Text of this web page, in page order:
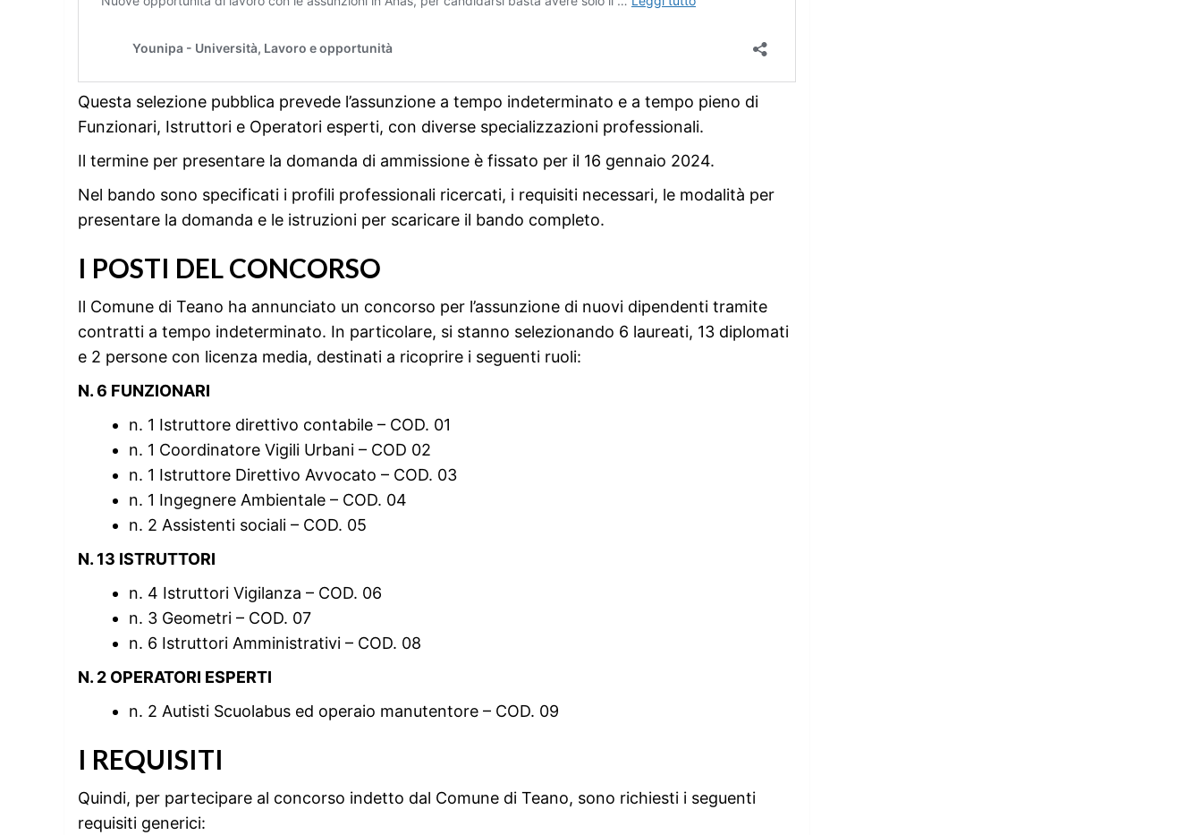
Questa selezione pubblica prevede l’assunzione a tempo indeterminato e a tempo pieno di
Funzionari, Istruttori e Operatori esperti, con diverse specializzazioni professionali.
Il termine per presentare la domanda di ammissione è fissato per il 16 gennaio 2024.
Nel bando sono specificati i profili professionali ricercati, i requisiti necessari, le modalità per
presentare la domanda e le istruzioni per scaricare il bando completo.
I POSTI DEL CONCORSO
Il Comune di Teano ha annunciato un concorso per l’assunzione di nuovi dipendenti tramite
contratti a tempo indeterminato. In particolare, si stanno selezionando 6 laureati, 13 diplomati
e 2 persone con licenza media, destinati a ricoprire i seguenti ruoli:
N. 6 FUNZIONARI
n. 1 Istruttore direttivo contabile – COD. 01
n. 1 Coordinatore Vigili Urbani – COD 02
n. 1 Istruttore Direttivo Avvocato – COD. 03
n. 1 Ingegnere Ambientale – COD. 04
n. 2 Assistenti sociali – COD. 05
N. 13 ISTRUTTORI
n. 4 Istruttori Vigilanza – COD. 06
n. 3 Geometri – COD. 07
n. 6 Istruttori Amministrativi – COD. 08
N. 2 OPERATORI ESPERTI
n. 2 Autisti Scuolabus ed operaio manutentore – COD. 09
I REQUISITI
Quindi, per partecipare al concorso indetto dal Comune di Teano, sono richiesti i seguenti
requisiti generici: